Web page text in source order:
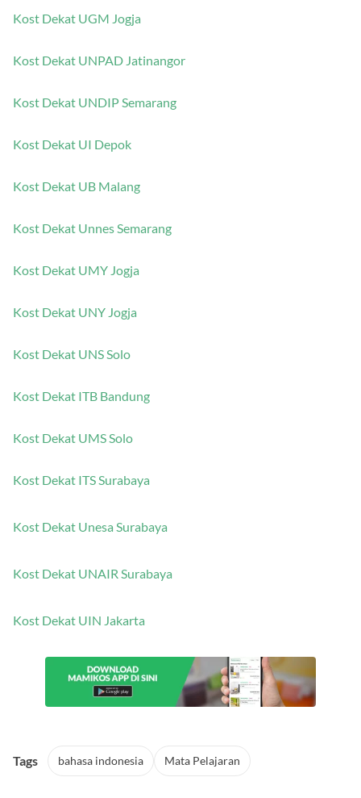
Kost Dekat UGM Jogja
Kost Dekat UNPAD Jatinangor
Kost Dekat UNDIP Semarang
Kost Dekat UI Depok
Kost Dekat UB Malang
Kost Dekat Unnes Semarang
Kost Dekat UMY Jogja
Kost Dekat UNY Jogja
Kost Dekat UNS Solo
Kost Dekat ITB Bandung
Kost Dekat UMS Solo
Kost Dekat ITS Surabaya
Kost Dekat Unesa Surabaya
Kost Dekat UNAIR Surabaya
Kost Dekat UIN Jakarta
Tags bahasa indonesia Mata Pelajaran